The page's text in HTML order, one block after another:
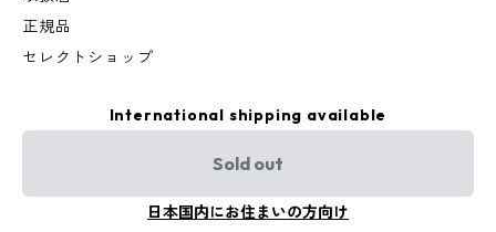
正規品
セレクトショップ
International shipping available
Sold out
日本国内にお住まいの方向け